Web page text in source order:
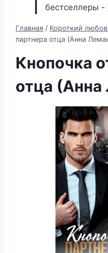
бестселлеры -
Главная / Короткий
партнера отца (Анна
Кнопочка
отца (Анна